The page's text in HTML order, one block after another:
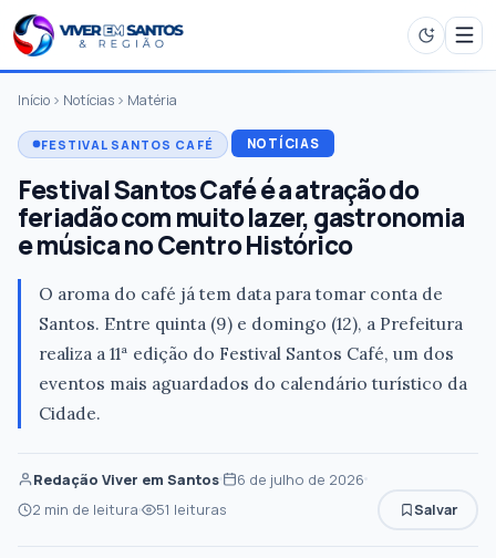
Início Notícias Matéria
FESTIVAL SANTOS CAFÉ NOTÍCIAS
Festival Santos Café é a atração do
feriadão com muito lazer, gastronomia
e música no Centro Histórico
O aroma do café já tem data para tomar conta de
Santos. Entre quinta (9) e domingo (12), a Prefeitura
realiza a 11ª edição do Festival Santos Café, um dos
eventos mais aguardados do calendário turístico da
Cidade.
Redação Viver em Santos
6 de julho de 2026
2 min de leitura
51 leituras Salvar